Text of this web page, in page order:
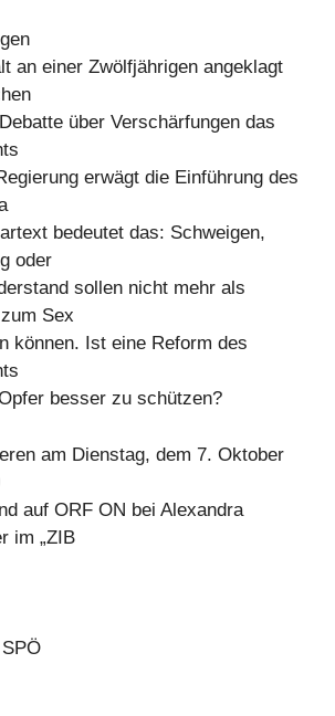
an einer Zwölfjährigen angeklagt
über Verschärfungen das
erwägt die Einführung des
bedeutet das: Schweigen,
oder
sollen nicht mehr als
Sex
können. Ist eine Reform des
besser zu schützen?
am Dienstag, dem 7. Oktober
auf ORF ON bei Alexandra
im „ZIB